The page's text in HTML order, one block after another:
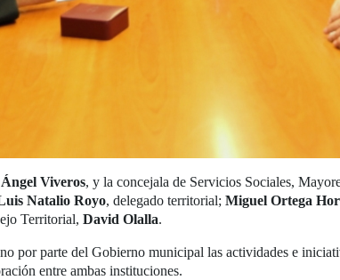
Ángel Viveros, y la concejala de Servicios Sociales,
Natalio Royo, delegado territorial; Miguel Ortega
Territorial, David Olalla.
por parte del Gobierno municipal las actividades e
entre ambas instituciones.